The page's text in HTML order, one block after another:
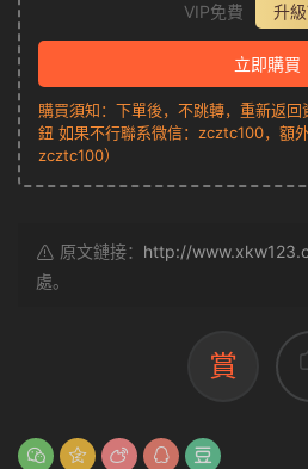
VIP免費
升
立即購買
購買須知：下單後，不跳轉，重新返
鈕 如果不行聯系微信：zcztc100，額
zcztc100）
原文鏈接： http://
處。
賞